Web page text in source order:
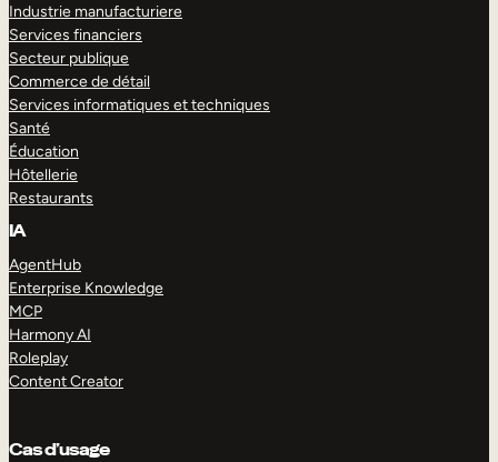
Industrie manufacturiere
Services financiers
Secteur publique
Commerce de détail
Services informatiques et techniques
Santé
Éducation
Hôtellerie
Restaurants
IA
AgentHub
Enterprise Knowledge
MCP
Harmony AI
Roleplay
Content Creator
Cas d’usage